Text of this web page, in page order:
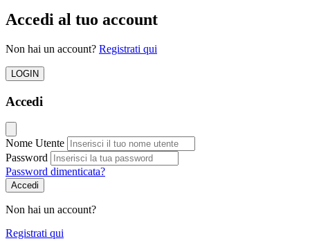
Accedi al tuo account
Non hai un account? Registrati qui
LOGIN
Accedi
Nome Utente
Password
Password dimenticata?
Accedi
Non hai un account?
Registrati qui